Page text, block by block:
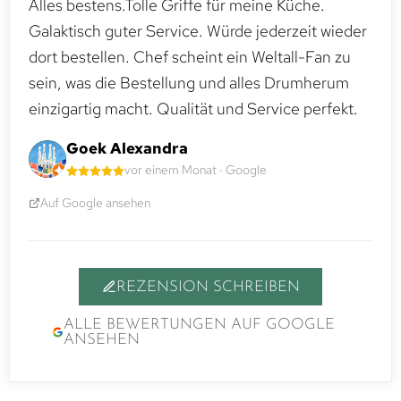
Alles bestens.Tolle Griffe für meine Küche.
Galaktisch guter Service. Würde jederzeit wieder
dort bestellen. Chef scheint ein Weltall-Fan zu
sein, was die Bestellung und alles Drumherum
einzigartig macht. Qualität und Service perfekt.
Goek Alexandra
vor einem Monat · Google
Auf Google ansehen
REZENSION SCHREIBEN
ALLE BEWERTUNGEN AUF GOOGLE
ANSEHEN